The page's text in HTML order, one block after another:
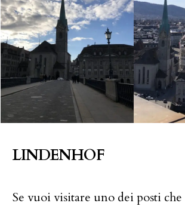
LINDENHOF
Se vuoi visitare uno dei posti